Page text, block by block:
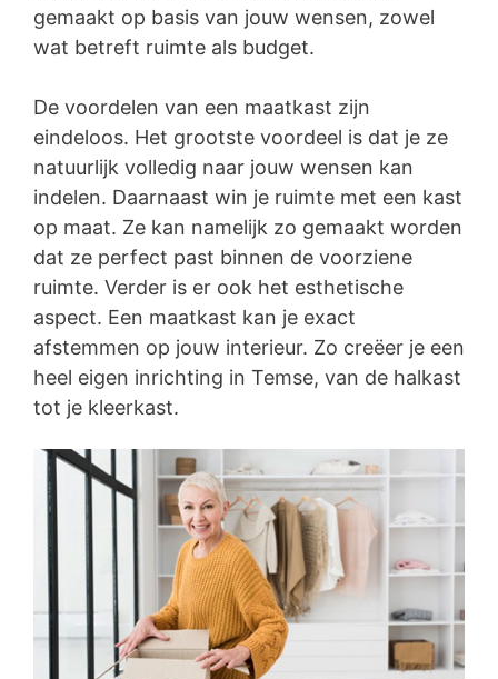
gemaakt op basis van jouw wensen, zowel
wat betreft ruimte als budget.
De voordelen van een maatkast zijn
eindeloos. Het grootste voordeel is dat je ze
natuurlijk volledig naar jouw wensen kan
indelen. Daarnaast win je ruimte met een kast
op maat. Ze kan namelijk zo gemaakt worden
dat ze perfect past binnen de voorziene
ruimte. Verder is er ook het esthetische
aspect. Een maatkast kan je exact
afstemmen op jouw interieur. Zo creëer je een
heel eigen inrichting in Temse, van de halkast
tot je kleerkast.